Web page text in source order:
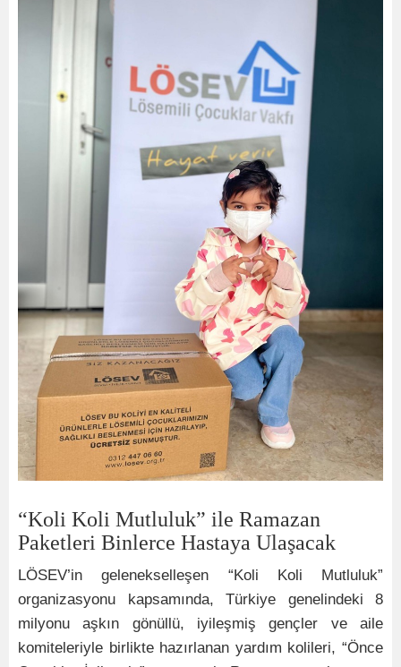
“Koli Koli Mutluluk” ile Ramazan
Paketleri Binlerce Hastaya Ulaşacak
LÖSEV’in gelenekselleşen “Koli Koli Mutluluk”
organizasyonu kapsamında, Türkiye genelindeki 8
milyonu aşkın gönüllü, iyileşmiş gençler ve aile
komiteleriyle birlikte hazırlanan yardım kolileri, “Önce